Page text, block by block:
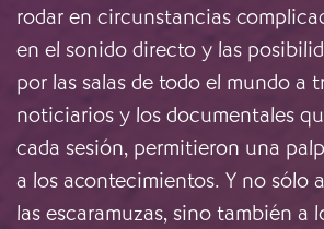
rodar en circunstancias
en el sonido directo y las
por las salas de todo el mundo a
noticiarios y los documentales
cada sesión, permitieron una
a los acontecimientos. Y no sólo
las escaramuzas, sino también a